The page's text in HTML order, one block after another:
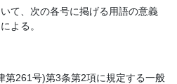
て、次の各号に掲げる用語の意義
よる。
261号)第3条第2項に規定する一般